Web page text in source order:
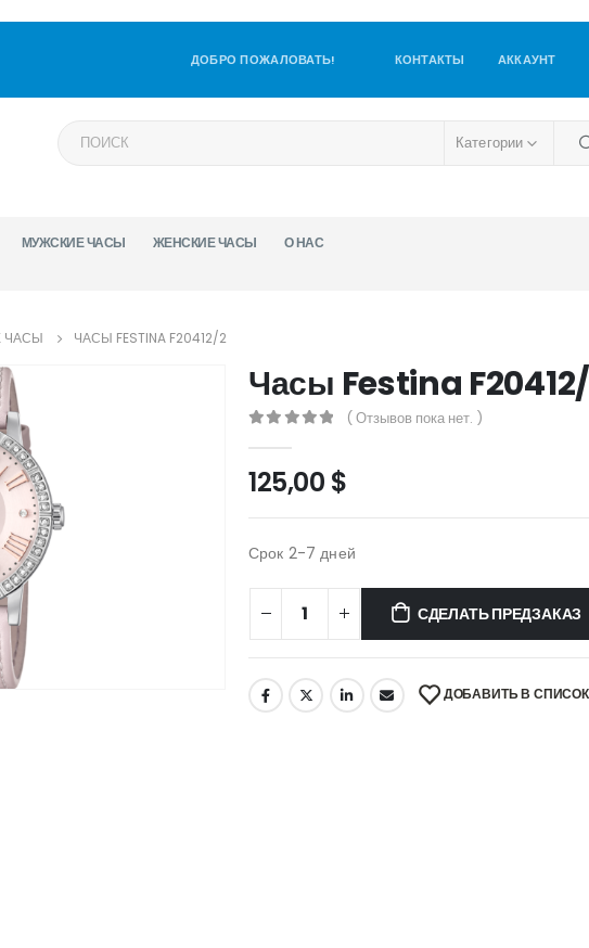
ДОБРО ПОЖАЛОВАТЬ! КОНТАКТЫ АККАУНТ
Категории
МУЖСКИЕ ЧАСЫ ЖЕНСКИЕ ЧАСЫ О НАС
ЧАСЫ ЧАСЫ FESTINA F20412/2
Часы Festina
( Отзывов пока нет. )
125,00 $
Срок 2-7 дней
СДЕЛАТЬ ПРЕДЗАКАЗ
ДОБАВИТЬ В